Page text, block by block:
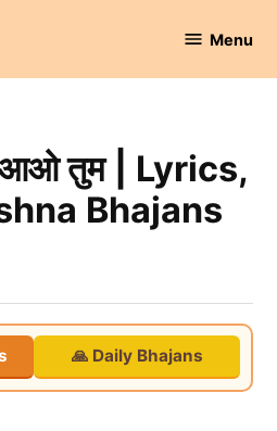
Temples
Menu
आओ तुम | Lyrics,
Bhajans
🙏 Daily Bhajans